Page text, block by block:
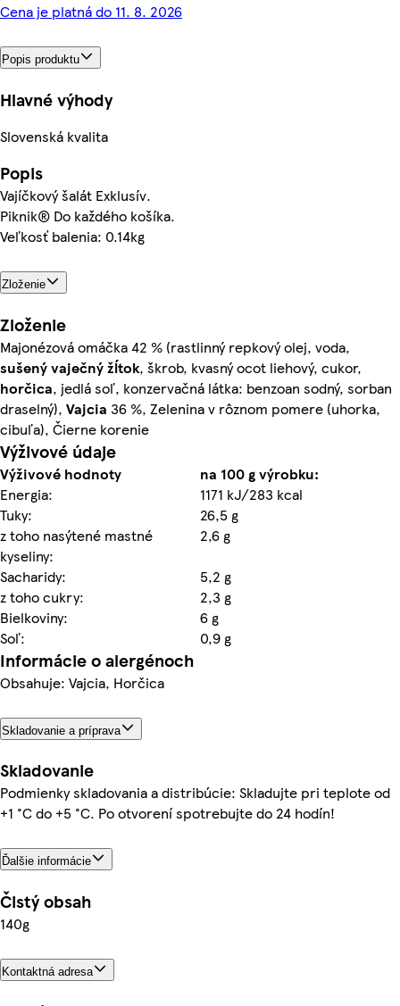
Cena je platná do 11. 8. 2026
Popis produktu
Hlavné výhody
Slovenská kvalita
Popis
Vajíčkový šalát Exklusív.
Piknik® Do každého košíka.
Veľkosť balenia: 0.14kg
Zloženie
Zloženie
Majonézová omáčka 42 % (rastlinný repkový olej, voda,
sušený vaječný žĺtok, škrob, kvasný ocot liehový, cukor,
horčica, jedlá soľ, konzervačná látka: benzoan sodný, sorban
draselný), Vajcia 36 %, Zelenina v rôznom pomere (uhorka,
cibuľa), Čierne korenie
Výživové údaje
Výživové hodnoty
na 100 g výrobku:
Energia:
1171 kJ/283 kcal
Tuky:
26,5 g
z toho nasýtené mastné
kyseliny:
2,6 g
Sacharidy:
5,2 g
z toho cukry:
2,3 g
Bielkoviny:
6 g
Soľ:
0,9 g
Informácie o alergénoch
Obsahuje: Vajcia, Horčica
Skladovanie a príprava
Skladovanie
Podmienky skladovania a distribúcie: Skladujte pri teplote od
+1 °C do +5 °C. Po otvorení spotrebujte do 24 hodín!
Ďalšie informácie
Čistý obsah
140g
Kontaktná adresa